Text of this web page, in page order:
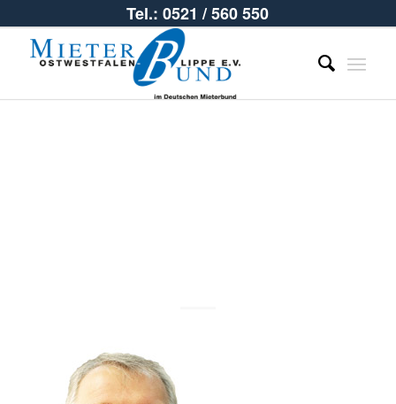
Tel.: 0521 / 560 550